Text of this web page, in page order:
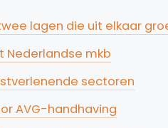
lagen die uit elkaar
Nederlandse mkb
sectoren
AVG-handhaving